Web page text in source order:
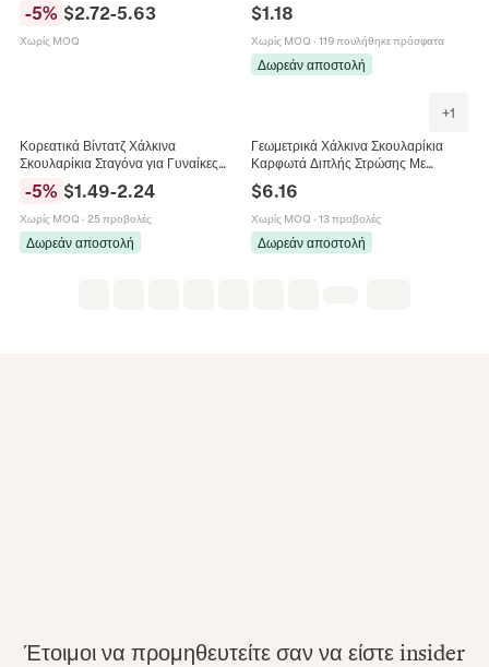
Μεταλλικό Βραχιόλι με Αλυσίδα
Κοσμήματα Δώρο
-5% $2.72-5.63
Χωρίς MOQ
Αλυσίδα Βραχιόλι Unisex
Κοσμήματα
$1.18
Χωρίς MOQ · 119 πουλήθηκε πρόσφατα
Δωρεάν αποστολή
Κορεατικά Βίντατζ Χάλκινα
Σκουλαρίκια Σταγόνα για Γυναίκες
Ένθετο Ζιρκόνιο Επιχρυσωμένο
Ασημί Κομψό Μόδα Κοσμήματα
Σκουλαρίκι
-5% $1.49-2.24
Χωρίς MOQ · 25 προβολές
Δωρεάν αποστολή
+1
Γεωμετρικά Χάλκινα Σκουλαρίκια
Καρφωτά Διπλής Στρώσης Με
Ζιρκόνια Για Γυναίκες Μόδα Ζιρκόνια
Ένθετα Κοσμήματα
$6.16
Χωρίς MOQ · 13 προβολές
Δωρεάν αποστολή
Έτοιμοι να προμηθευτείτε σαν να είστε insider